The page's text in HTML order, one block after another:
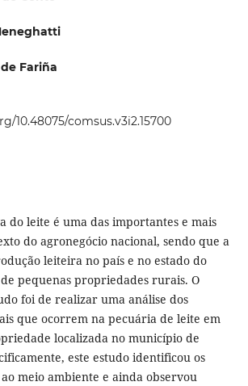
Fariña
10.48075/comsus.v3i2.15700
do leite é uma das importantes e mais
do agronegócio nacional, sendo que a
leiteira no país e no estado do
pequenas propriedades rurais. O
foi de realizar uma análise dos
que ocorrem na pecuária de leite em
localizada no município de
este estudo identificou os
ao meio ambiente e ainda observou